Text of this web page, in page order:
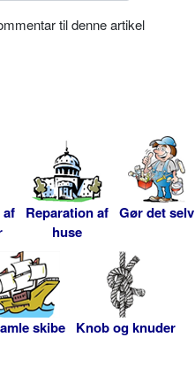
til denne artikel
af Reparation af
huse
Gør det selv
skibe Knob og knuder